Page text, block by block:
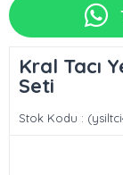
Kral Tacı
Seti
Stok Kodu